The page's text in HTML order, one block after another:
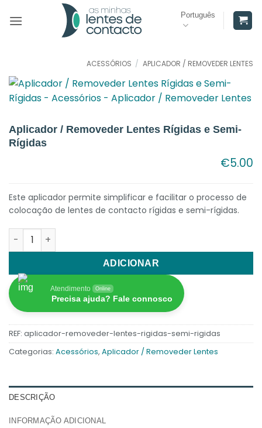
Português
ACESSÓRIOS / APLICADOR / REMOVEDER LENTES
Aplicador / Removeder Lentes Rígidas e Semi-
Rígidas
€5.00
Este aplicador permite simplificar e facilitar o processo de
colocação de lentes de contacto rígidas e semi-rígidas.
Quantidade de Aplicador / Removeder Lentes Rígidas e Semi-
ADICIONAR
Atendimento Online
Precisa ajuda? Fale connosco
REF: aplicador-removeder-lentes-rigidas-semi-rigidas
Categorias: Acessórios, Aplicador / Removeder Lentes
DESCRIÇÃO
INFORMAÇÃO ADICIONAL